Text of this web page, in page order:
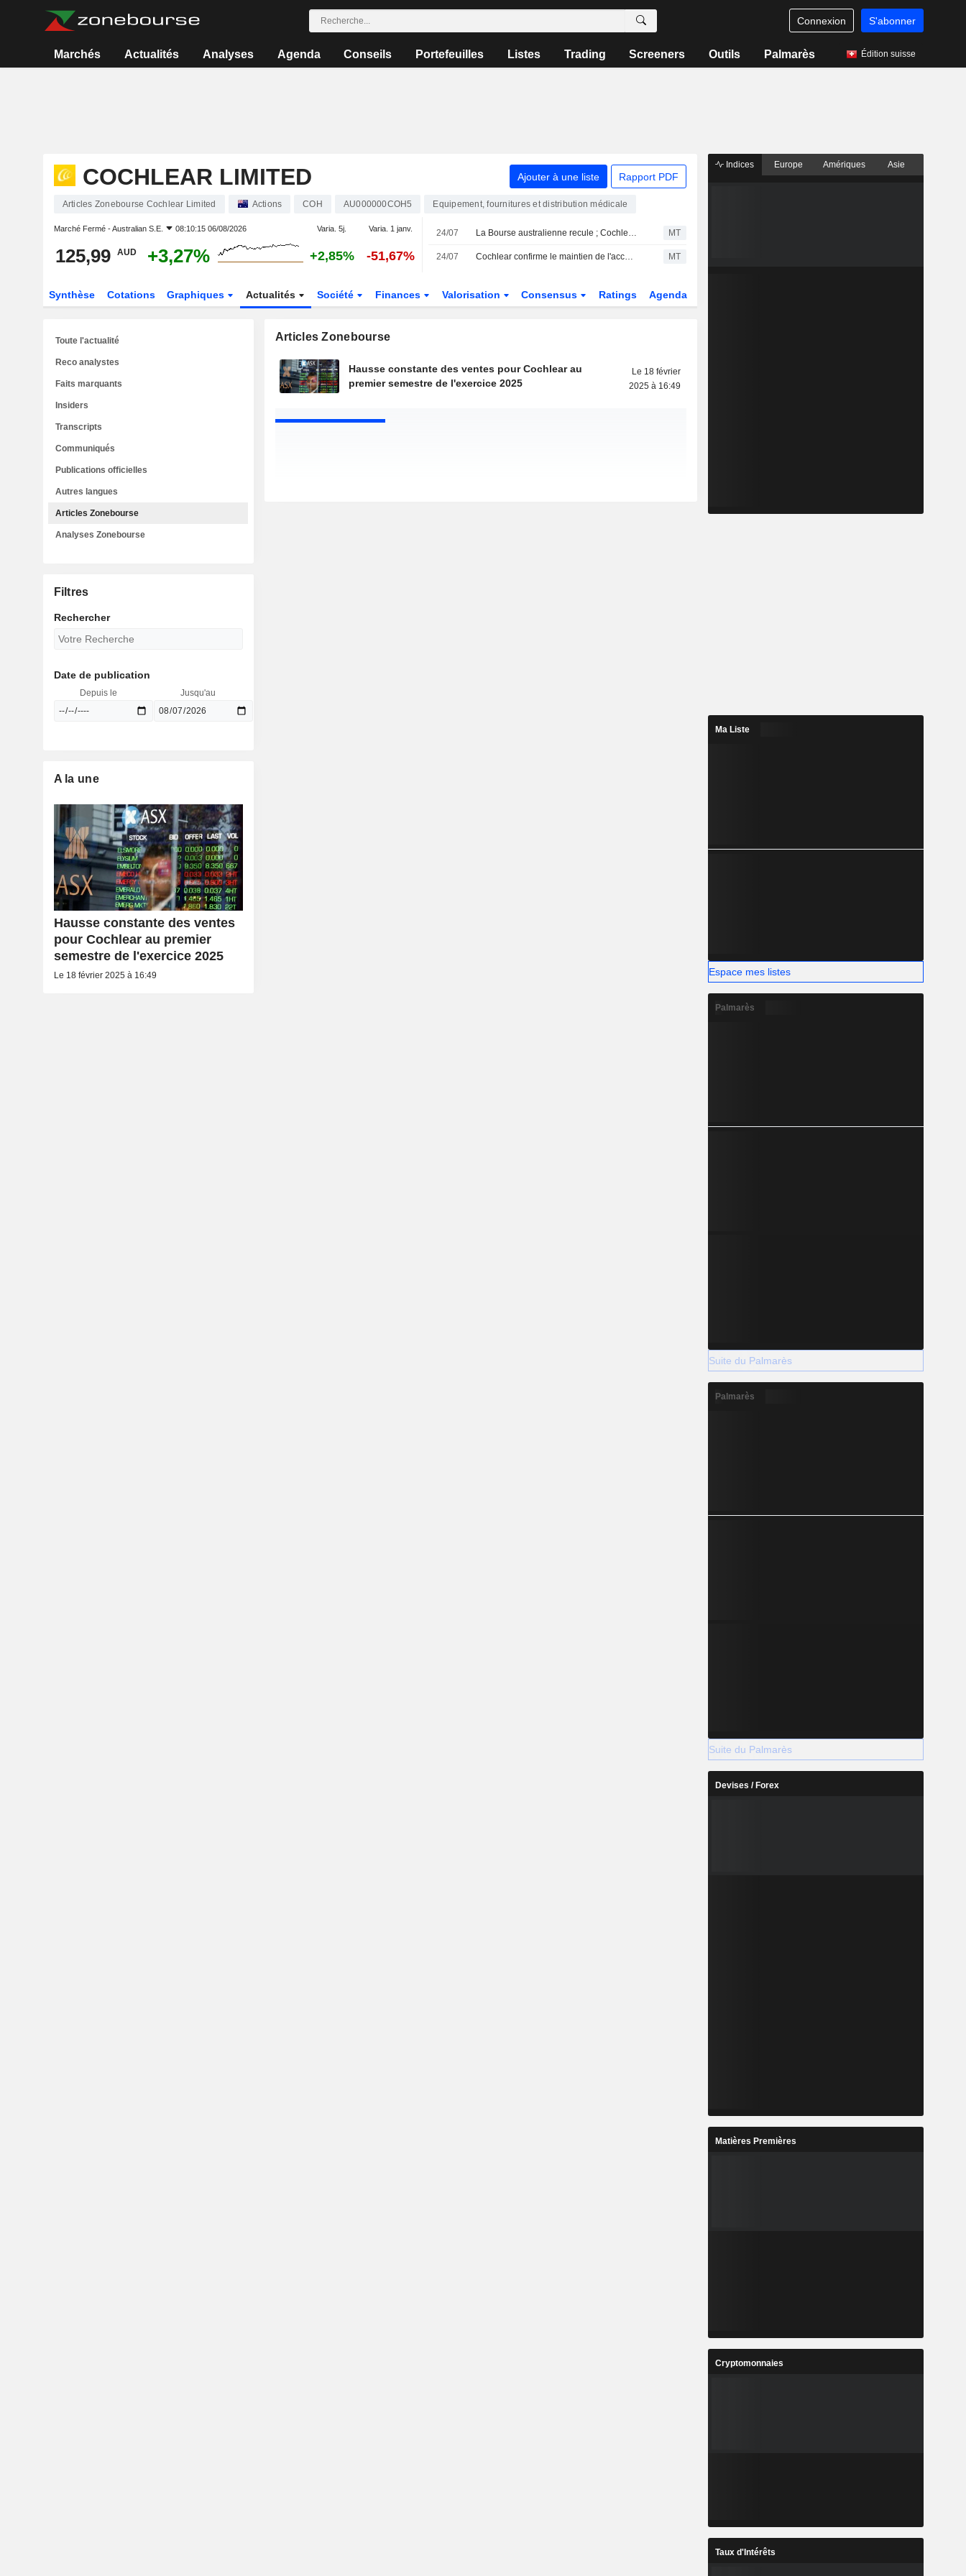
Connexion S'abonner
Marchés Actualités Analyses Agenda Conseils Portefeuilles Listes Trading Screeners Outils Palmarès Édition suisse
COCHLEAR LIMITED Ajouter à une liste Rapport PDF
Articles Zonebourse Cochlear Limited Actions COH AU000000COH5 Equipement, fournitures et distribution médicale
Marché Fermé -Australian S.E. 08:10:15 06/08/2026 Varia. 5j. Varia. 1 janv.
125,99 AUD +3,27% +2,85% -51,67%
24/07 La Bourse australienne recule ; Cochlear confirme le maintien de l'accès en franchise de droits de douane aux États-Unis pour ses implants auditifs MT
24/07 Cochlear confirme le maintien de l'accès en franchise de droits de douane aux États-Unis pour ses systèmes d'implants auditifs MT
Synthèse Cotations Graphiques Actualités Société Finances Valorisation Consensus Ratings Agenda
Articles Zonebourse
Hausse constante des ventes pour Cochlear au
premier semestre de l'exercice 2025
Le 18 février
2025 à 16:49
Toute l'actualité
Reco analystes
Faits marquants
Insiders
Transcripts
Communiqués
Publications officielles
Autres langues
Articles Zonebourse
Analyses Zonebourse
Filtres
Rechercher
Date de publication
Depuis le Jusqu'au
A la une
Hausse constante des ventes
pour Cochlear au premier
semestre de l'exercice 2025
Le 18 février 2025 à 16:49
Indices Europe Amériques Asie
Ma Liste
Espace mes listes
Palmarès
Suite du Palmarès
Palmarès
Suite du Palmarès
Devises / Forex
Matières Premières
Cryptomonnaies
Taux d'Intérêts